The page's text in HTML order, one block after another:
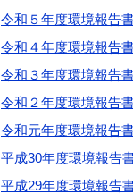
令和５年度環境報告
令和４年度環境報告
令和３年度環境報告
令和２年度環境報告
令和元年度環境報告
平成30年度環境報告
平成29年度環境報告